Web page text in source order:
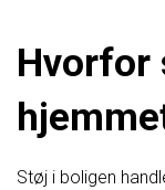
Hvorfor
Støj i boligen